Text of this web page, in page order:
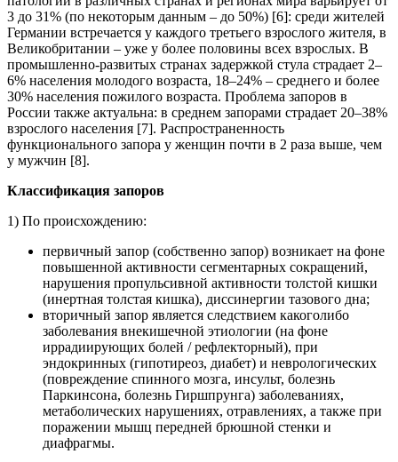
3 до 31% (по некоторым данным – до 50%) [6]: среди жителей
Германии встречается у каждого третьего взрослого жителя, в
Великобритании – уже у более половины всех взрослых. В
промышленно-развитых странах задержкой стула страдает 2–
6% населения молодого возраста, 18–24% – среднего и более
30% населения пожилого возраста. Проблема запоров в
России также актуальна: в среднем запорами страдает 20–38%
взрослого населения [7]. Распространенность
функционального запора у женщин почти в 2 раза выше, чем
у мужчин [8].
Классификация запоров
1) По происхождению:
первичный запор (собственно запор) возникает на фоне
повышенной активности сегментарных сокращений,
нарушения пропульсивной активности толстой кишки
(инертная толстая кишка), диссинергии тазового дна;
вторичный запор является следствием какоголибо
заболевания внекишечной этиологии (на фоне
иррадиирующих болей / рефлекторный), при
эндокринных (гипотиреоз, диабет) и неврологических
(повреждение спинного мозга, инсульт, болезнь
Паркинсона, болезнь Гиршпрунга) заболеваниях,
метаболических нарушениях, отравлениях, а также при
поражении мышц передней брюшной стенки и
диафрагмы.